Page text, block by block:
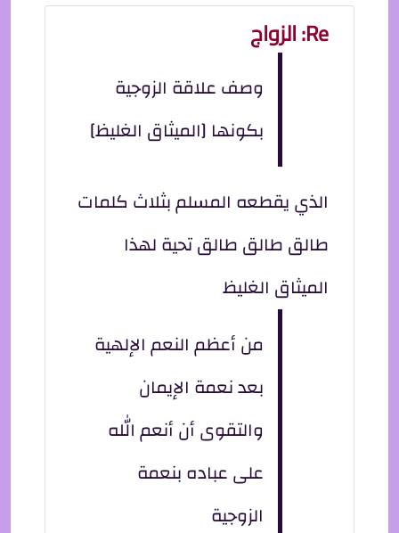
Re: الزواج
وصف علاقة الزوجية
بكونها [الميثاق الغليظ]
الذي يقطعه المسلم بثلاث كلمات
طالق طالق طالق تحية لهذا
الميثاق الغليظ
من أعظم النعم الإلهية
بعد نعمة الإيمان
والتقوى أن أنعم الله
على عباده بنعمة
الزوجية